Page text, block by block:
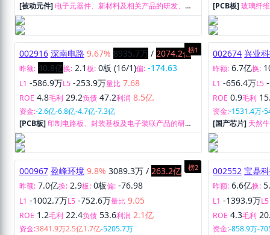
[被动元件] 电子元器件、新材料及相关产品的研发、生
产、销售、检测及服务业务。
[PCB板]玻璃纤
榜1
002916 深南电路 9.67% 8935.7万 / 2074.2亿
昨额: 40.8亿换: 2.1板: 0板 (16/1)偏: -174.63
L1 -586.9万L5 -253.9万量比 7.68
ROE 4.8毛利 29.2负债 47.2利润 8.5亿
资金:-2.6亿-6.8亿-4.7亿-7.3亿
[PCB板]印制电路板、封装基板及电子装联产品的研
发、生产及销售。
002674 兴业
昨额: 6.7亿换:
L1 -656.4万L5
ROE 0.9毛利
资金:-1531.4万-
[国产芯片] 天然
榜2
000967 盈峰环境 9.8% 3089.3万 / 263.2亿
昨额: 7.0亿换: 2.9板: 0板偏: -76.98
L1 -1002.7万L5 -752.6万量比 9.05
ROE 1.2毛利 22.4负债 53.6利润 2.1亿
资金:3841.9万2.5亿1.7亿-5205.7万
002552 宝鼎
昨额: 6.6亿换:
L1 -1393.9万L5
ROE 4.3毛利
资金:-858.9万-